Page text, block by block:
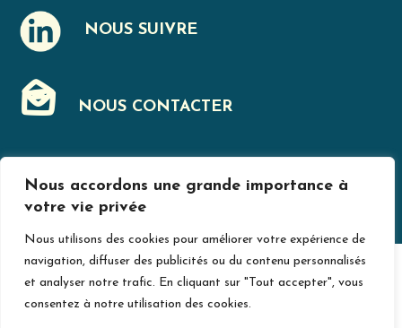
Nous accordons une grande importance à
votre vie privée
Nous utilisons des cookies pour améliorer votre expérience de
navigation, diffuser des publicités ou du contenu personnalisés
et analyser notre trafic. En cliquant sur "Tout accepter", vous
consentez à notre utilisation des cookies.
NOUS SUIVRE
J NOUS CONTACTER
FMENTIONS LÉGALES
© Jurislogement 2024
Avec le soutien de